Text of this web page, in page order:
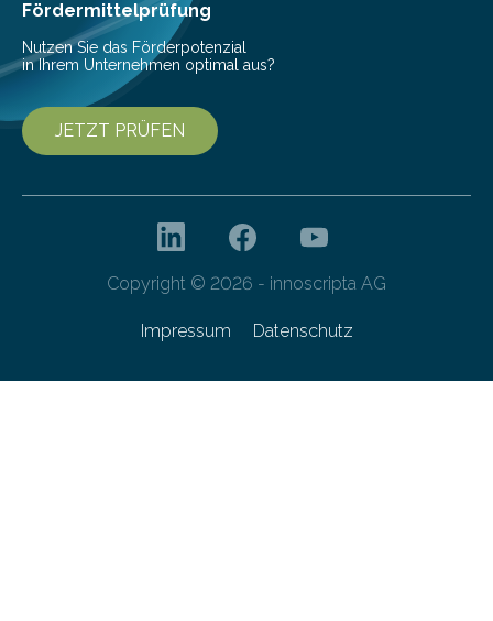
besser dämpft. Und das bei einer Gewichtseinsparung
von 20…
Fördermittelprüfung
Nutzen Sie das Förderpotenzial
in Ihrem Unternehmen optimal aus?
JETZT PRÜFEN
Copyright © 2026 - innoscripta AG
Impressum Datenschutz